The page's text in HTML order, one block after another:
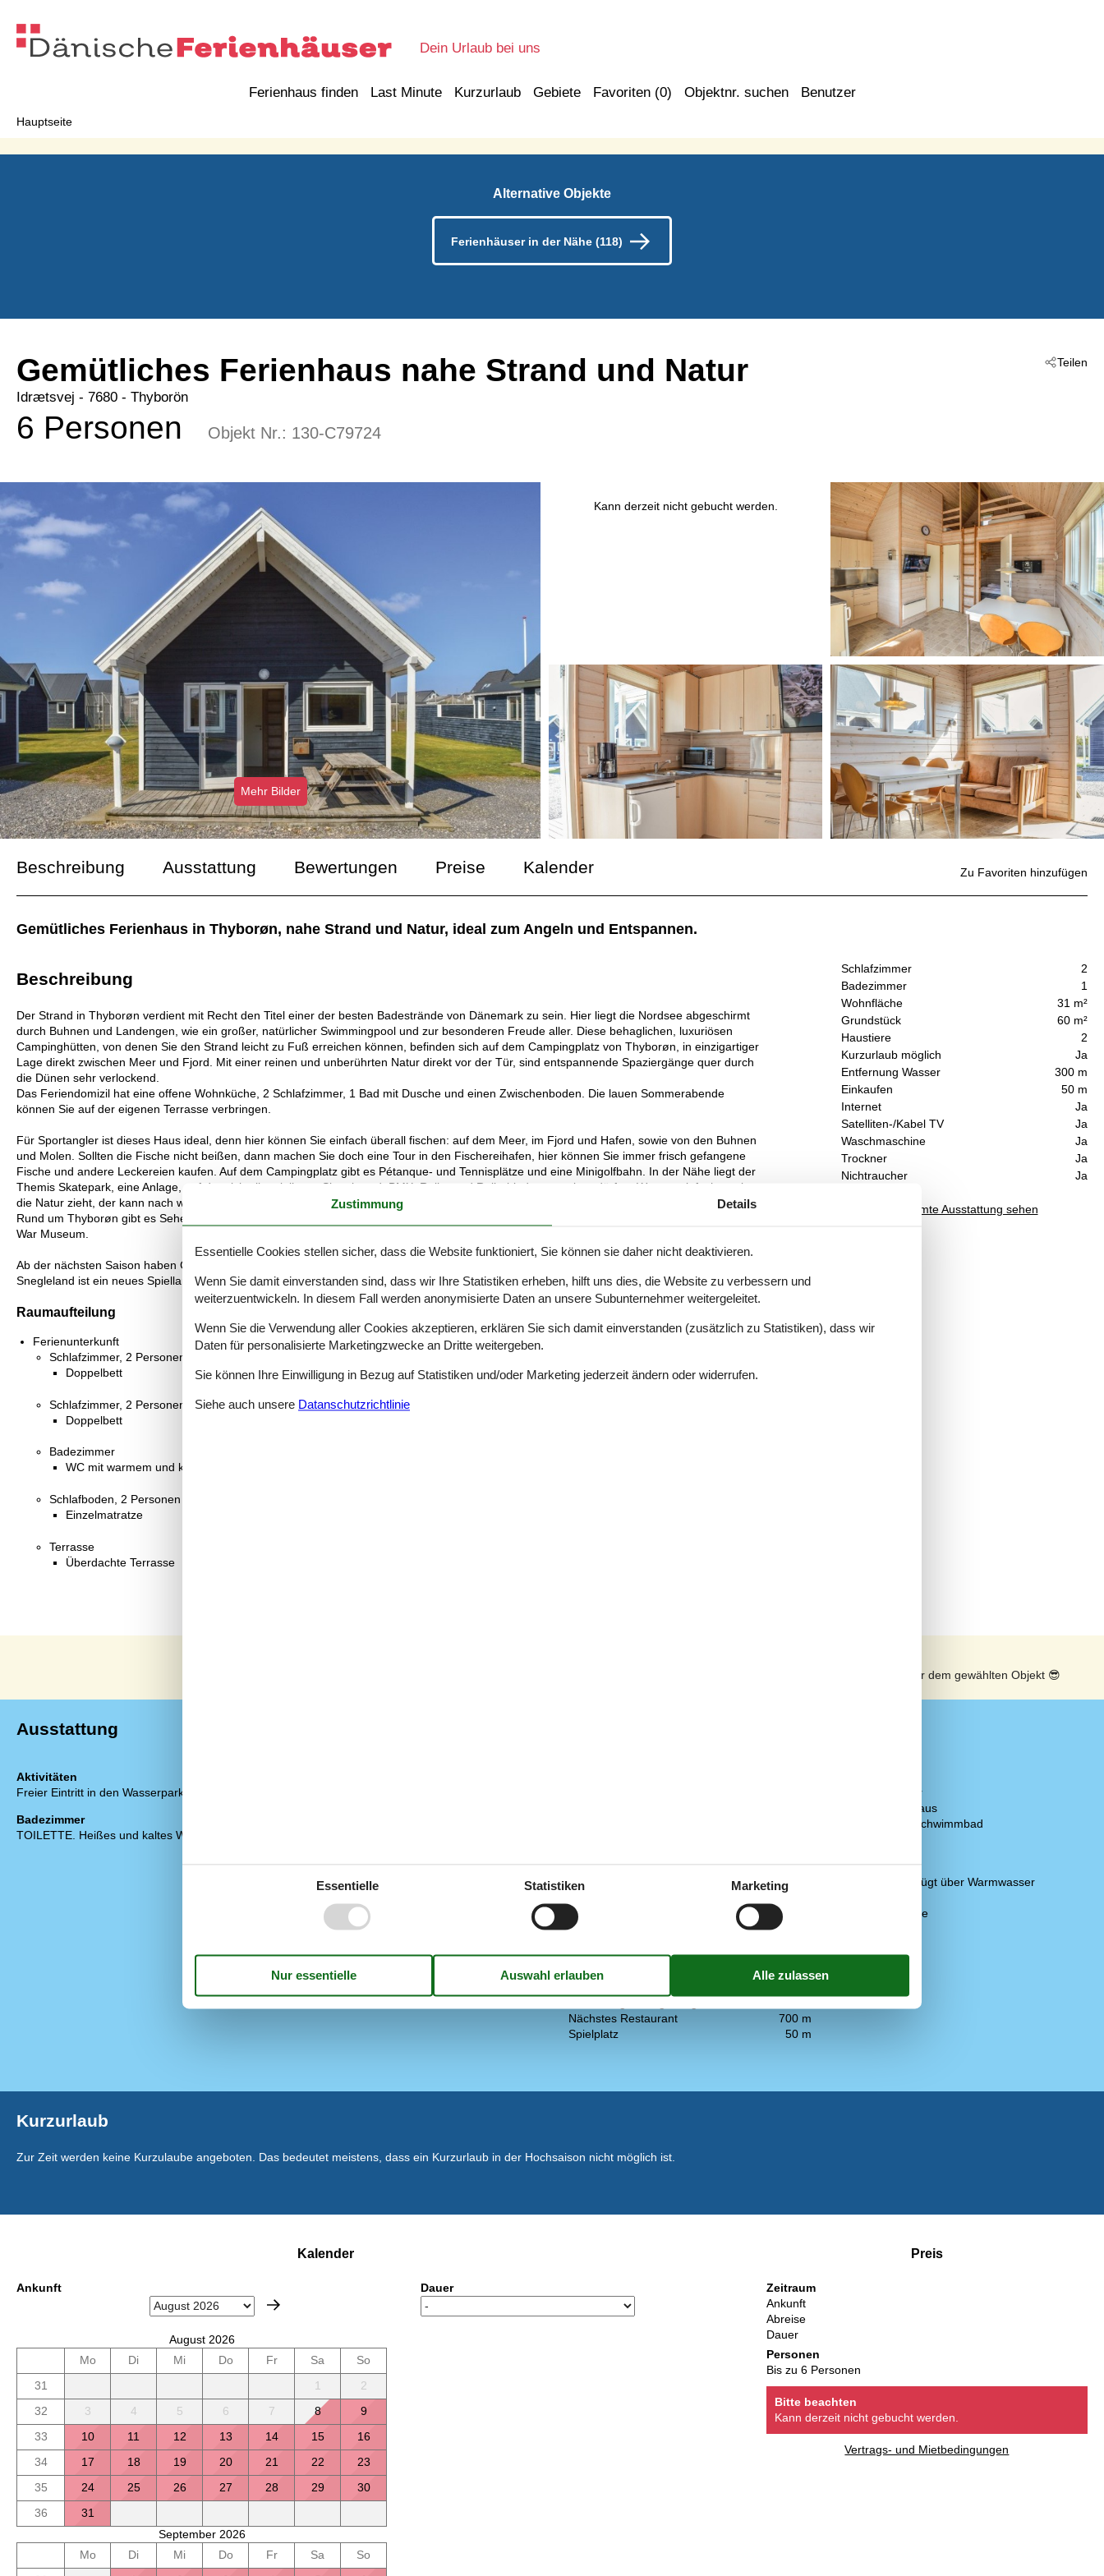
Dein Urlaub bei uns
Ferienhaus finden Last Minute Kurzurlaub Gebiete Favoriten (0) Objektnr. suchen Benutzer
Hauptseite
Alternative Objekte
Ferienhäuser in der Nähe (118)
Teilen
Gemütliches Ferienhaus nahe Strand und Natur
Idrætsvej - 7680 - Thyborön
6 Personen Objekt Nr.: 130-C79724
Mehr Bilder
Kann derzeit nicht gebucht werden.
Beschreibung Ausstattung Bewertungen Preise Kalender
Gemütliches Ferienhaus in Thyborøn, nahe Strand und Natur, ideal zum Angeln und Entspannen.
Schlafzimmer
2
Badezimmer
1
Wohnfläche
31 m²
Grundstück
60 m²
Haustiere
2
Kurzurlaub möglich
Ja
Entfernung Wasser
300 m
Einkaufen
50 m
Internet
Ja
Satelliten-/Kabel TV
Ja
Waschmaschine
Ja
Trockner
Ja
Nichtraucher
Ja
Gesamte Ausstattung sehen
Zu Favoriten hinzufügen
Beschreibung
Der Strand in Thyborøn verdient mit Recht den Titel einer der besten Badestrände von Dänemark zu sein. Hier liegt die Nordsee abgeschirmt
durch Buhnen und Landengen, wie ein großer, natürlicher Swimmingpool und zur besonderen Freude aller. Diese behaglichen, luxuriösen
Campinghütten, von denen Sie den Strand leicht zu Fuß erreichen können, befinden sich auf dem Campingplatz von Thyborøn, in einzigartiger
Lage direkt zwischen Meer und Fjord. Mit einer reinen und unberührten Natur direkt vor der Tür, sind entspannende Spaziergänge quer durch
die Dünen sehr verlockend.
Das Feriendomizil hat eine offene Wohnküche, 2 Schlafzimmer, 1 Bad mit Dusche und einen Zwischenboden. Die lauen Sommerabende
können Sie auf der eigenen Terrasse verbringen.
Für Sportangler ist dieses Haus ideal, denn hier können Sie einfach überall fischen: auf dem Meer, im Fjord und Hafen, sowie von den Buhnen
und Molen. Sollten die Fische nicht beißen, dann machen Sie doch eine Tour in den Fischereihafen, hier können Sie immer frisch gefangene
Fische und andere Leckereien kaufen. Auf dem Campingplatz gibt es Pétanque- und Tennisplätze und eine Minigolfbahn. In der Nähe liegt der
Themis Skatepark, eine Anlage, auf der sich alle mit ihrem Skateboard, BMX, Roller und Rollerblades austoben dürfen. Wen es einfach nur in
die Natur zieht, der kann nach wenigen 100 m Fußgang von dem Ferienhaus bereits mitten in den schönsten Sanddünen stehen.
Rund um Thyborøn gibt es Sehenswürdigkeiten, wie z. B. das Sneglehuset, Jütlands Aquarium mit verschiedenen Angeboten sowie das Sea
War Museum.
Ab der nächsten Saison haben Gäste freien Zugang zum Snegleland in Wærket (dem nächsten Nachbarn des Campingplatzes. Das
Snegleland ist ein neues Spielland mit vielen Hüpfburgen. Es ist während der Schulferien geöffnet.
Raumaufteilung
Ferienunterkunft
Schlafzimmer, 2 Personen
Doppelbett
Schlafzimmer, 2 Personen
Doppelbett
Badezimmer
WC mit warmem und kaltem Wasser, Dusche
Schlafboden, 2 Personen
Einzelmatratze
Terrasse
Überdachte Terrasse
Sonnenstand über dem gewählten Objekt 😎
Ausstattung
Aktivitäten
Freier Eintritt in den Wasserpark
Badezimmer
TOILETTE. Heißes und kaltes Wasser
Gemeinschafts-Waschmaschine
Gericht, deutsch und skandinavisch
Haustiere Ja
2
Heizung, Elektroheizung
Wasser inkl.
Winterfest
1 Fernseher
DK-DR1/TV2
Stereoanlage und CD
Die nächste Stadt
200 m
Entf. zum Wasser/Baden
300 m
Nächstes Restaurant
700 m
Spielplatz
50 m
Nahe am Meer
Rauchfreies Haus
Zugang zum Schwimmbad
Abzugshaube
Die Küche verfügt über Warmwasser
Kaffeemaschine
Kurzurlaub
Zur Zeit werden keine Kurzulaube angeboten. Das bedeutet meistens, dass ein Kurzurlaub in der Hochsaison nicht möglich ist.
Kalender
Ankunft
August 2026
Mo
Di Mi Do Fr Sa
So
31
1
2
32
3 4 5 6 7 8
9
33
10 11 12 13 14 15
16
34
17 18 19 20 21 22
23
35
24 25 26 27 28 29
30
36
31
September 2026
Mo
Di Mi Do Fr Sa
So
Dauer
Preis
Zeitraum
Ankunft
Abreise
Dauer
Personen
Bis zu 6 Personen
Bitte beachten
Kann derzeit nicht gebucht werden.
Vertrags- und Mietbedingungen
Zustimmung Details
Essentielle Cookies stellen sicher, dass die Website funktioniert, Sie können sie daher nicht deaktivieren.
Wenn Sie damit einverstanden sind, dass wir Ihre Statistiken erheben, hilft uns dies, die Website zu verbessern und
weiterzuentwickeln. In diesem Fall werden anonymisierte Daten an unsere Subunternehmer weitergeleitet.
Wenn Sie die Verwendung aller Cookies akzeptieren, erklären Sie sich damit einverstanden (zusätzlich zu Statistiken), dass wir
Daten für personalisierte Marketingzwecke an Dritte weitergeben.
Sie können Ihre Einwilligung in Bezug auf Statistiken und/oder Marketing jederzeit ändern oder widerrufen.
Siehe auch unsere Datanschutzrichtlinie
Essentielle Statistiken Marketing